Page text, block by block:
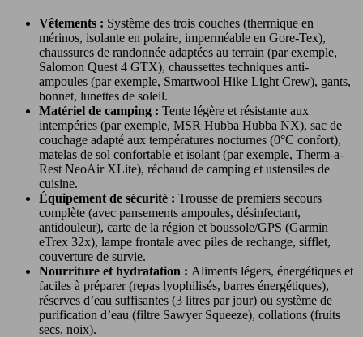
Vêtements : Système des trois couches (thermique en
mérinos, isolante en polaire, imperméable en Gore-Tex),
chaussures de randonnée adaptées au terrain (par exemple,
Salomon Quest 4 GTX), chaussettes techniques anti-
ampoules (par exemple, Smartwool Hike Light Crew), gants,
bonnet, lunettes de soleil.
Matériel de camping : Tente légère et résistante aux
intempéries (par exemple, MSR Hubba Hubba NX), sac de
couchage adapté aux températures nocturnes (0°C confort),
matelas de sol confortable et isolant (par exemple, Therm-a-
Rest NeoAir XLite), réchaud de camping et ustensiles de
cuisine.
Équipement de sécurité : Trousse de premiers secours
complète (avec pansements ampoules, désinfectant,
antidouleur), carte de la région et boussole/GPS (Garmin
eTrex 32x), lampe frontale avec piles de rechange, sifflet,
couverture de survie.
Nourriture et hydratation : Aliments légers, énergétiques et
faciles à préparer (repas lyophilisés, barres énergétiques),
réserves d’eau suffisantes (3 litres par jour) ou système de
purification d’eau (filtre Sawyer Squeeze), collations (fruits
secs, noix).